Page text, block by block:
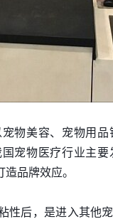
物美容、宠物用
宠物医疗行业主
品牌效应。
性后，是进入其他